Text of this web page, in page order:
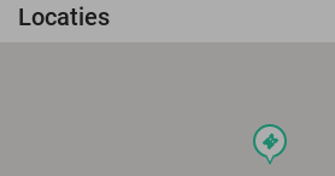
Locaties
events